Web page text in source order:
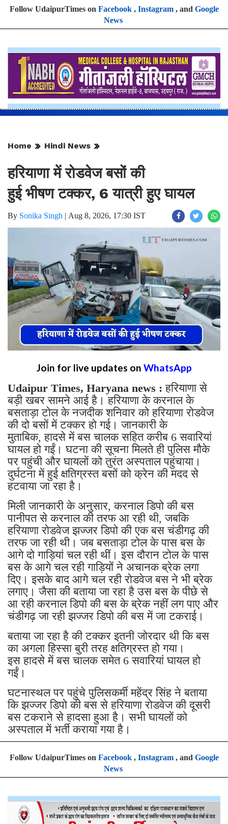
Follow UdaipurTimes on Facebook, Instagram, and Google
News
Home Hindi News
हरियाणा में रोडवेज बसों की
हुई भीषण टक्कर, 6 यात्री हुए घायल
By Sonika Singh | Aug 8, 2026, 17:30 IST
Join for live updates on WhatsApp
Udaipur Times, Haryana news :हरियाणा से
बड़ी खबर सामने आई है। हरियाणा के करनाल के
बसताड़ा टोल के नजदीक शनिवार को हरियाणा रोडवेज
की दो बसों में टक्कर हो गई। जानकारी के
मुताबिक, हादसे में बस चालक सहित करीब 6 सवारियां
घायल हो गईं। घटना की सूचना मिलते ही पुलिस मौके
पर पहुंची और घायलों को तुरंत अस्पताल पहुंचाया।
दुर्घटना में हुई क्षतिग्रस्त बसों को क्रेन की मदद से
हटवाया जा रहा है।
मिली जानकारी के अनुसार, करनाल डिपो की बस
पानीपत से करनाल की तरफ आ रही थी, जबकि
हरियाणा रोडवेज झज्जर डिपो की एक बस चंडीगढ़ की
तरफ जा रही थी। जब बसताड़ा टोल के पास बस के
आगे दो गाड़ियां चल रही थीं। इस दौरान टोल के पास
बस के आगे चल रही गाड़ियों ने अचानक ब्रेक लगा
दिए। इसके बाद आगे चल रही रोडवेज बस ने भी ब्रेक
लगाए। जैसा की बताया जा रहा है उस बस के पीछे से
आ रही करनाल डिपो की बस के ब्रेक नहीं लग पाए और
चंडीगढ़ जा रही झज्जर डिपो की बस में जा टकराई।
बताया जा रहा है की टक्कर इतनी जोरदार थी कि बस
का अगला हिस्सा बुरी तरह क्षतिग्रस्त हो गया।
इस हादसे में बस चालक समेत 6 सवारियां घायल हो
गईं।
घटनास्थल पर पहुंचे पुलिसकर्मी महेंद्र सिंह ने बताया
कि झज्जर डिपो की बस से हरियाणा रोडवेज की दूसरी
बस टकराने से हादसा हुआ है। सभी घायलों को
अस्पताल में भर्ती कराया गया है।
Follow UdaipurTimes on Facebook, Instagram, and Google
News